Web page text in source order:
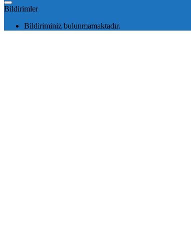
Bildirimler
Bildiriminiz bulunmamaktadır.